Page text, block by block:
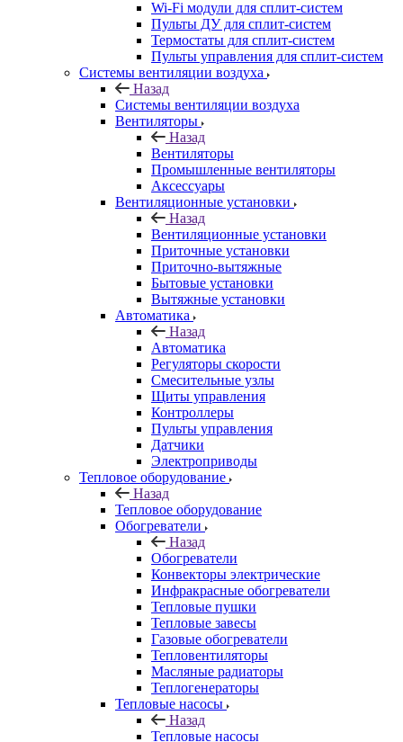
Wi-Fi модули для сплит-систем
Пульты ДУ для сплит-систем
Термостаты для сплит-систем
Пульты управления для сплит-систем
Системы вентиляции воздуха
Назад
Системы вентиляции воздуха
Вентиляторы
Назад
Вентиляторы
Промышленные вентиляторы
Аксессуары
Вентиляционные установки
Назад
Вентиляционные установки
Приточные установки
Приточно-вытяжные
Бытовые установки
Вытяжные установки
Автоматика
Назад
Автоматика
Регуляторы скорости
Смесительные узлы
Щиты управления
Контроллеры
Пульты управления
Датчики
Электроприводы
Тепловое оборудование
Назад
Тепловое оборудование
Обогреватели
Назад
Обогреватели
Конвекторы электрические
Инфракрасные обогреватели
Тепловые пушки
Тепловые завесы
Газовые обогреватели
Тепловентиляторы
Масляные радиаторы
Теплогенераторы
Тепловые насосы
Назад
Тепловые насосы